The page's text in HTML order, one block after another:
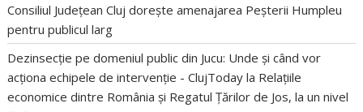
Consiliul Județean Cluj dorește amenajarea Peșterii Humpleu
pentru publicul larg
Dezinsecție pe domeniul public din Jucu: Unde și când vor
acționa echipele de intervenție - ClujToday la Relațiile
economice dintre România și Regatul Țărilor de Jos, la un nivel